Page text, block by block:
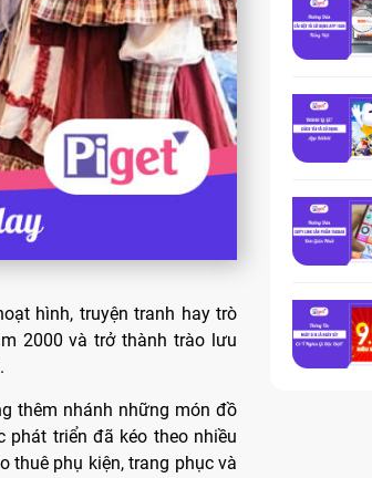
hình, truyện tranh hay trò
2000 và trở thành trào lưu
thêm nhánh những món đồ
phát triển đã kéo theo nhiều
thuê phụ kiện, trang phục và